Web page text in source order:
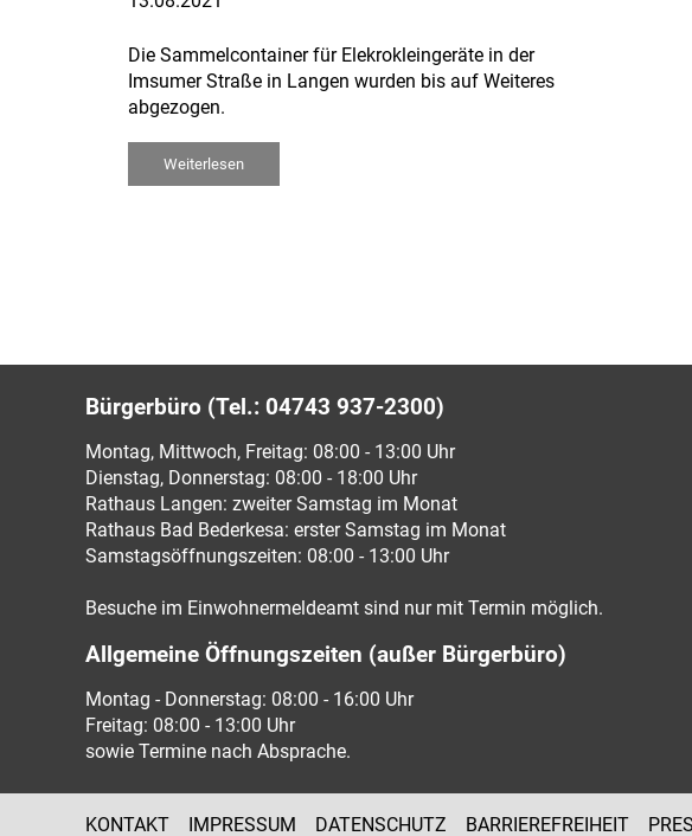
Die Sammelcontainer für Elekrokleingeräte in der
Imsumer Straße in Langen wurden bis auf Weiteres
abgezogen.
Weiterlesen
Bürgerbüro (Tel.: 04743 937-2300)
Montag, Mittwoch, Freitag: 08:00 - 13:00 Uhr
Dienstag, Donnerstag: 08:00 - 18:00 Uhr
Rathaus Langen: zweiter Samstag im Monat
Rathaus Bad Bederkesa: erster Samstag im Monat
Samstagsöffnungszeiten: 08:00 - 13:00 Uhr
Besuche im Einwohnermeldeamt sind nur mit Termin möglich.
Allgemeine Öffnungszeiten (außer Bürgerbüro)
Montag - Donnerstag: 08:00 - 16:00 Uhr
Freitag: 08:00 - 13:00 Uhr
sowie Termine nach Absprache.
KONTAKT IMPRESSUM DATENSCHUTZ BARRIEREFREIHEIT